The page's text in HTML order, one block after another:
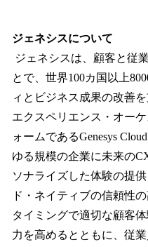
ジェネシスについて
ジェネシスは、顧客と従
とで、世界100カ国以上
ィとビジネス成果の改善
エクスペリエンス・オー
ォームであるGenesys
ゆる規模の企業に未来の
ソナライズした体験の提
ド・ネイティブの信頼性
タイミングで適切な顧客
力を高めるとともに、従